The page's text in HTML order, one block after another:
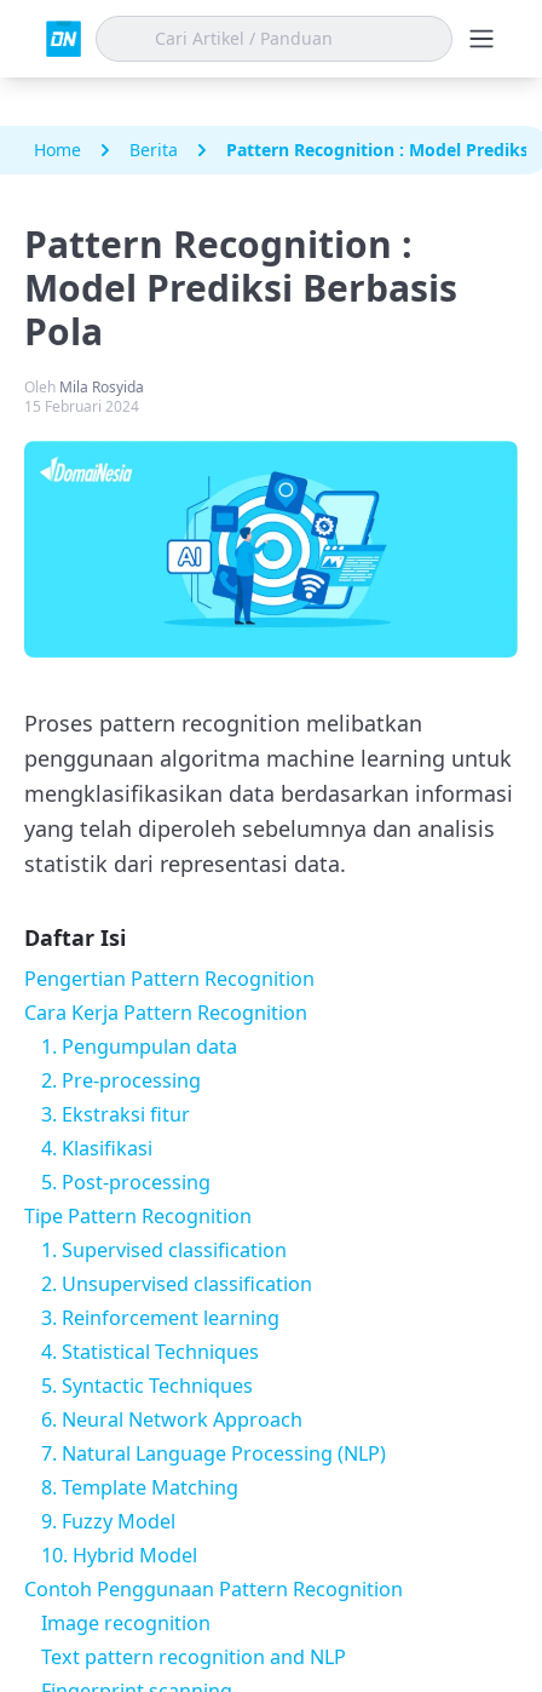
Home Berita Pattern Recognition : Model Prediksi
Pattern Recognition :
Model Prediksi Berbasis
Pola
Oleh Mila Rosyida
15 Februari 2024
Proses pattern recognition melibatkan
penggunaan algoritma machine learning untuk
mengklasifikasikan data berdasarkan informasi
yang telah diperoleh sebelumnya dan analisis
statistik dari representasi data.
Daftar Isi
Pengertian Pattern Recognition
Cara Kerja Pattern Recognition
1. Pengumpulan data
2. Pre-processing
3. Ekstraksi fitur
4. Klasifikasi
5. Post-processing
Tipe Pattern Recognition
1. Supervised classification
2. Unsupervised classification
3. Reinforcement learning
4. Statistical Techniques
5. Syntactic Techniques
6. Neural Network Approach
7. Natural Language Processing (NLP)
8. Template Matching
9. Fuzzy Model
10. Hybrid Model
Contoh Penggunaan Pattern Recognition
Image recognition
Text pattern recognition and NLP